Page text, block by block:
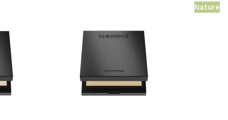
Al crear una cuenta
rápidamente, revisar
IDIOMA ESPAÑOL
Nature
que
Buena experiencia Muy bien
Ines
colori